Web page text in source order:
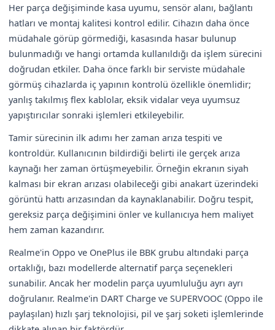
Her parça değişiminde kasa uyumu, sensör alanı, bağlantı
hatları ve montaj kalitesi kontrol edilir. Cihazın daha önce
müdahale görüp görmediği, kasasında hasar bulunup
bulunmadığı ve hangi ortamda kullanıldığı da işlem sürecini
doğrudan etkiler. Daha önce farklı bir serviste müdahale
görmüş cihazlarda iç yapının kontrolü özellikle önemlidir;
yanlış takılmış flex kablolar, eksik vidalar veya uyumsuz
yapıştırıcılar sonraki işlemleri etkileyebilir.
Tamir sürecinin ilk adımı her zaman arıza tespiti ve
kontroldür. Kullanıcının bildirdiği belirti ile gerçek arıza
kaynağı her zaman örtüşmeyebilir. Örneğin ekranın siyah
kalması bir ekran arızası olabileceği gibi anakart üzerindeki
görüntü hattı arızasından da kaynaklanabilir. Doğru tespit,
gereksiz parça değişimini önler ve kullanıcıya hem maliyet
hem zaman kazandırır.
Realme'in Oppo ve OnePlus ile BBK grubu altındaki parça
ortaklığı, bazı modellerde alternatif parça seçenekleri
sunabilir. Ancak her modelin parça uyumluluğu ayrı ayrı
doğrulanır. Realme'in DART Charge ve SUPERVOOC (Oppo ile
paylaşılan) hızlı şarj teknolojisi, pil ve şarj soketi işlemlerinde